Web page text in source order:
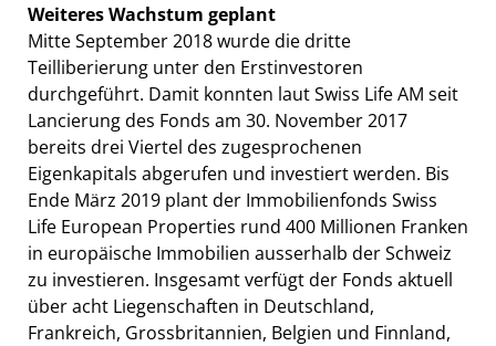
Weiteres Wachstum geplant
Mitte September 2018 wurde die dritte
Teilliberierung unter den Erstinvestoren
durchgeführt. Damit konnten laut Swiss Life AM seit
Lancierung des Fonds am 30. November 2017
bereits drei Viertel des zugesprochenen
Eigenkapitals abgerufen und investiert werden. Bis
Ende März 2019 plant der Immobilienfonds Swiss
Life European Properties rund 400 Millionen Franken
in europäische Immobilien ausserhalb der Schweiz
zu investieren. Insgesamt verfügt der Fonds aktuell
über acht Liegenschaften in Deutschland,
Frankreich, Grossbritannien, Belgien und Finnland,